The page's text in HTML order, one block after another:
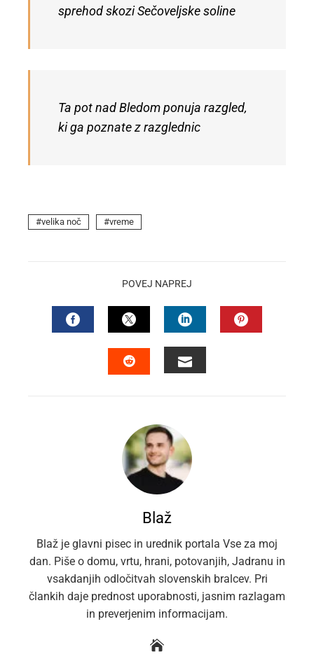
sprehod skozi Sečoveljske soline
Ta pot nad Bledom ponuja razgled,
ki ga poznate z razglednic
velika noč vreme
POVEJ NAPREJ
FACEBOOKTWITTERLINKEDIN
Blaž
Blaž je glavni pisec in urednik portala Vse za moj
dan. Piše o domu, vrtu, hrani, potovanjih, Jadranu in
vsakdanjih odločitvah slovenskih bralcev. Pri
člankih daje prednost uporabnosti, jasnim razlagam
in preverjenim informacijam.